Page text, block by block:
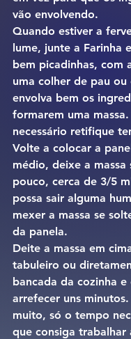
vão envolvendo.
Quando estiver a
lume, junte a Farinha
bem picadinhas, com
uma colher de pau ou
envolva bem os
formarem uma
necessário retifique
Volte a colocar a
médio, deixe a massa
pouco, cerca de 3/5
possa sair alguma
mexer a massa se
da panela.
Deite a massa em
tabuleiro ou
bancada da cozinha e
arrefecer uns
muito, só o tempo
que consiga trabalhar